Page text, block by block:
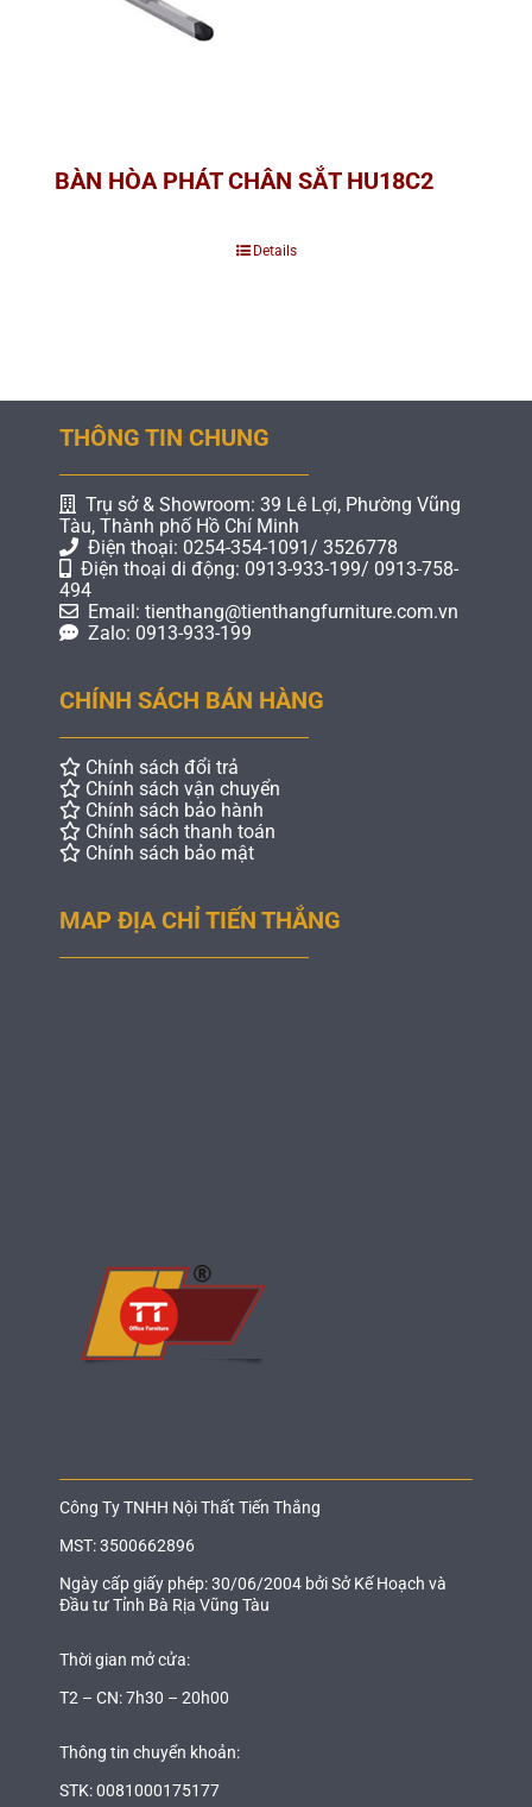
BÀN HÒA PHÁT CHÂN SẮT HU18C2
Details
THÔNG TIN CHUNG
Trụ sở & Showroom: 39 Lê Lợi, Phường Vũng
Tàu, Thành phố Hồ Chí Minh
Điện thoại: 0254-354-1091/ 3526778
Điện thoại di động: 0913-933-199/ 0913-758-
494
Email: tienthang@tienthangfurniture.com.vn
Zalo: 0913-933-199
CHÍNH SÁCH BÁN HÀNG
Chính sách đổi trả
Chính sách vận chuyển
Chính sách bảo hành
Chính sách thanh toán
Chính sách bảo mật
MAP ĐỊA CHỈ TIẾN THẮNG
Công Ty TNHH Nội Thất Tiến Thắng
MST: 3500662896
Ngày cấp giấy phép: 30/06/2004 bởi Sở Kế Hoạch và
Đầu tư Tỉnh Bà Rịa Vũng Tàu
Thời gian mở cửa:
T2 – CN: 7h30 – 20h00
Thông tin chuyển khoản:
STK: 0081000175177